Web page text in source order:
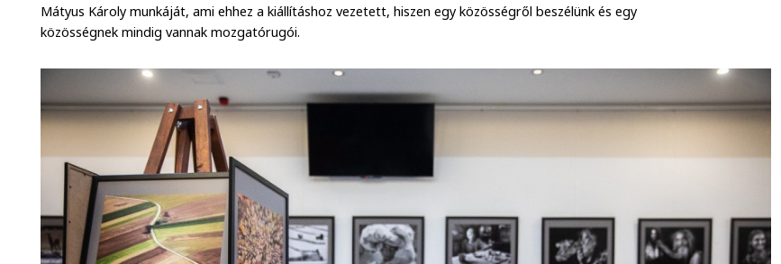
Mátyus Károly munkáját, ami ehhez a kiállításhoz vezetett, hiszen egy közösségről beszélünk és egy
közösségnek mindig vannak mozgatórugói.